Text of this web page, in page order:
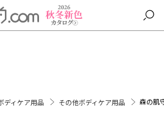
ディケア用品 その他ボディケア用品 森の肌